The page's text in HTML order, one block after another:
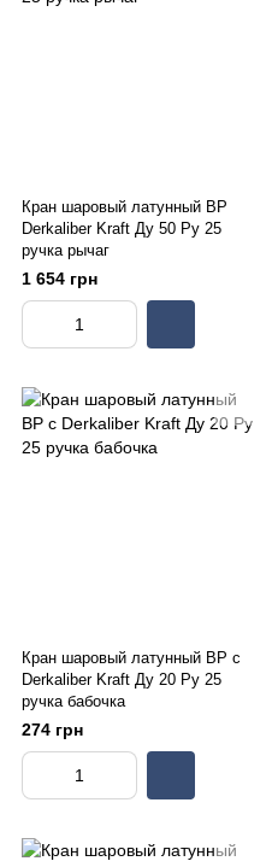
Кран шаровый латунный ВР
Derkaliber Kraft Ду 50 Ру 25
ручка рычаг
1 654 грн
Кран шаровый латунный ВР с
Derkaliber Kraft Ду 20 Ру 25
ручка бабочка
274 грн